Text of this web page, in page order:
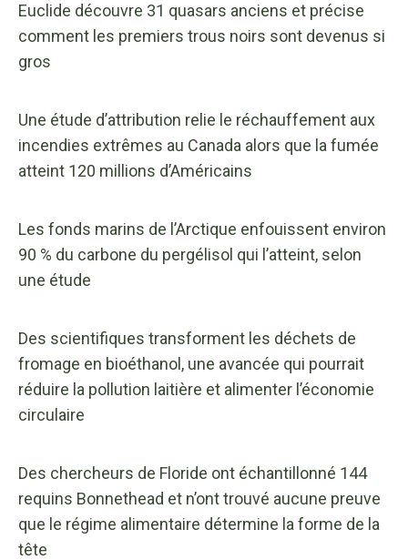
Euclide découvre 31 quasars anciens et précise
comment les premiers trous noirs sont devenus si
gros
Une étude d’attribution relie le réchauffement aux
incendies extrêmes au Canada alors que la fumée
atteint 120 millions d’Américains
Les fonds marins de l’Arctique enfouissent environ
90 % du carbone du pergélisol qui l’atteint, selon
une étude
Des scientifiques transforment les déchets de
fromage en bioéthanol, une avancée qui pourrait
réduire la pollution laitière et alimenter l’économie
circulaire
Des chercheurs de Floride ont échantillonné 144
requins Bonnethead et n’ont trouvé aucune preuve
que le régime alimentaire détermine la forme de la
tête